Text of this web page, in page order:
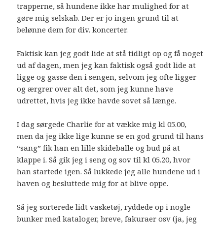
trapperne, så hundene ikke har mulighed for at
gøre mig selskab. Der er jo ingen grund til at
belønne dem for div. koncerter.
Faktisk kan jeg godt lide at stå tidligt op og få noget
ud af dagen, men jeg kan faktisk også godt lide at
ligge og gasse den i sengen, selvom jeg ofte ligger
og ærgrer over alt det, som jeg kunne have
udrettet, hvis jeg ikke havde sovet så længe.
I dag sørgede Charlie for at vække mig kl 05.00,
men da jeg ikke lige kunne se en god grund til hans
“sang” fik han en lille skideballe og bud på at
klappe i. Så gik jeg i seng og sov til kl 05.20, hvor
han startede igen. Så lukkede jeg alle hundene ud i
haven og besluttede mig for at blive oppe.
Så jeg sorterede lidt vasketøj, ryddede op i nogle
bunker med kataloger, breve, fakuraer osv (ja, jeg